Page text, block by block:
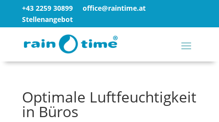
+43 2259 30899
office@raintime.at
Stellenangebot
Optimale Luftfeuchtigkeit
in Büros